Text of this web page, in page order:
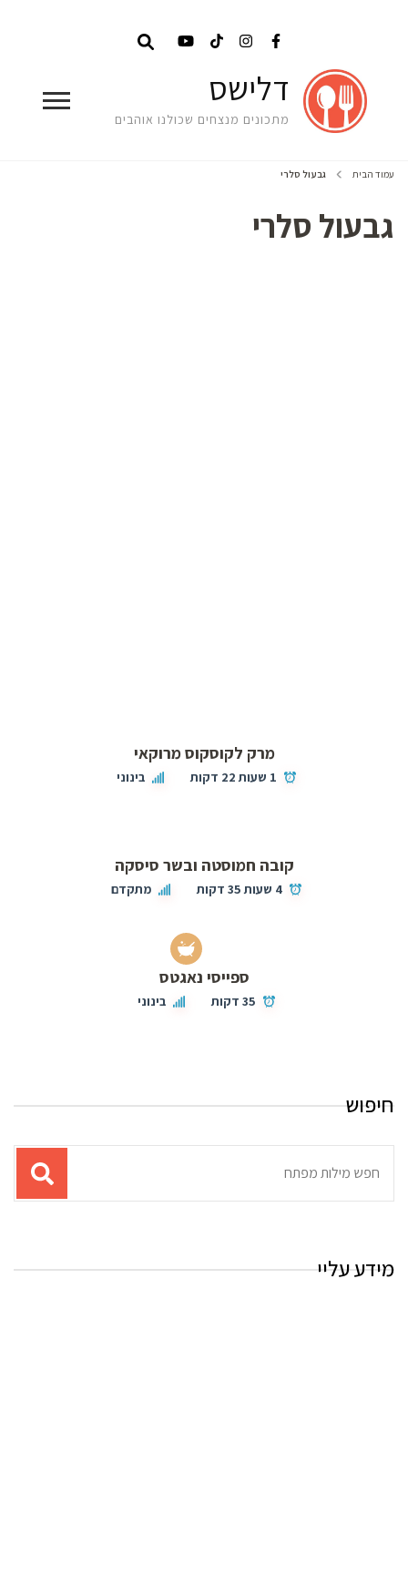
דלישס
מתכונים מנצחים שכולנו אוהבים
עמוד הבית גבעול סלרי
גבעול סלרי
מרק לקוסקוס מרוקאי
1 שעות 22 דקות בינוני
קובה חמוסטה ובשר סיסקה
4 שעות 35 דקות מתקדם
ספייסי נאגטס
35 דקות בינוני
חיפוש
מידע עליי